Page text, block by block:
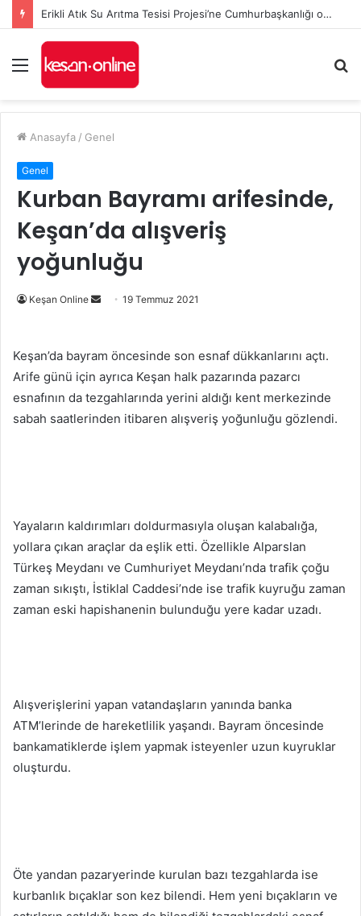
Erikli Atık Su Arıtma Tesisi Projesi’ne Cumhurbaşkanlığı onayı
Menü
...
Anasayfa / Genel
Genel
Kurban Bayramı arifesinde,
Keşan’da alışveriş
yoğunluğu
Keşan Online
Bir
göndermek
19 Temmuz 2021
Keşan’da bayram öncesinde son esnaf dükkanlarını açtı.
Arife günü için ayrıca Keşan halk pazarında pazarcı
esnafının da tezgahlarında yerini aldığı kent merkezinde
sabah saatlerinden itibaren alışveriş yoğunluğu gözlendi.
Yayaların kaldırımları doldurmasıyla oluşan kalabalığa,
yollara çıkan araçlar da eşlik etti. Özellikle Alparslan
Türkeş Meydanı ve Cumhuriyet Meydanı’nda trafik çoğu
zaman sıkıştı, İstiklal Caddesi’nde ise trafik kuyruğu zaman
zaman eski hapishanenin bulunduğu yere kadar uzadı.
Alışverişlerini yapan vatandaşların yanında banka
ATM’lerinde de hareketlilik yaşandı. Bayram öncesinde
bankamatiklerde işlem yapmak isteyenler uzun kuyruklar
oluşturdu.
Öte yandan pazaryerinde kurulan bazı tezgahlarda ise
kurbanlık bıçaklar son kez bilendi. Hem yeni bıçakların ve